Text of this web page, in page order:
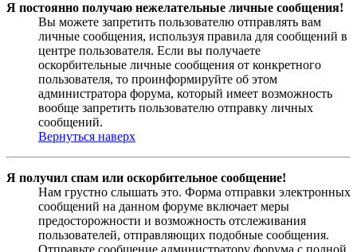
Я постоянно получаю нежелательные личные сообщения!
Вы можете запретить пользователю отправлять вам
личные сообщения, используя правила для сообщений в
центре пользователя. Если вы получаете
оскорбительные личные сообщения от конкретного
пользователя, то проинформируйте об этом
администратора форума, который имеет возможность
вообще запретить пользователю отправку личных
сообщений.
Вернуться наверх
Я получил спам или оскорбительное сообщение!
Нам грустно слышать это. Форма отправки электронных
сообщений на данном форуме включает меры
предосторожности и возможность отслеживания
пользователей, отправляющих подобные сообщения.